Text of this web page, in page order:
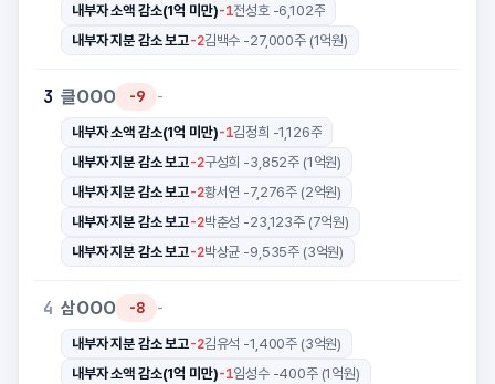
내부자 소액 감소(1억 미만)-1전성호 -6,102주
내부자 지분 감소 보고-2김백수 -27,000주 (1억원)
3 클OOO -9 -
내부자 소액 감소(1억 미만)-1김정희 -1,126주
내부자 지분 감소 보고-2구성희 -3,852주 (1억원)
내부자 지분 감소 보고-2황서연 -7,276주 (2억원)
내부자 지분 감소 보고-2박춘성 -23,123주 (7억원)
내부자 지분 감소 보고-2박상균 -9,535주 (3억원)
4 삼OOO -8 -
내부자 지분 감소 보고-2김유석 -1,400주 (3억원)
내부자 소액 감소(1억 미만)-1임성수 -400주 (1억원)